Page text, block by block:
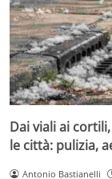
Dai viali ai
le città: pulizia,
Antonio Bastianelli